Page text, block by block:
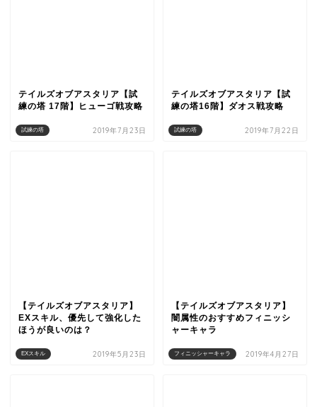
試練の塔
テイルズオブアスタリア【試
練の塔 17階】ヒューゴ戦攻略
2019年7月23日 試練の塔
テイルズオブアスタリア【試
練の塔16階】ダオス戦攻略
2019年7月22日
EXスキル
【テイルズオブアスタリア】
EXスキル、優先して強化した
ほうが良いのは？
2019年5月23日 フィニッシャーキャラ
【テイルズオブアスタリア】
闇属性のおすすめフィニッシ
ャーキャラ
2019年4月27日